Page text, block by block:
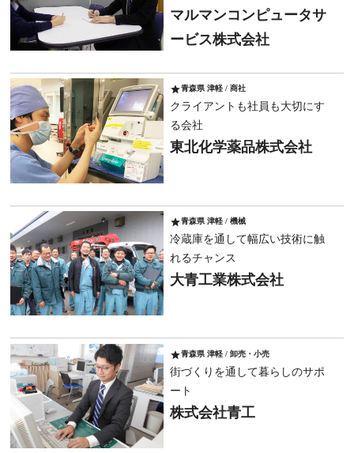
マルマンコンピュータサ
ービス株式会社
star青森県 津軽 / 商社
クライアントも社員も大切にす
る会社
東北化学薬品株式会社
star青森県 津軽 / 機械
冷蔵庫を通して幅広い技術に触
れるチャンス
大青工業株式会社
star青森県 津軽 / 卸売・小売
街づくりを通して暮らしのサポ
ート
株式会社青工